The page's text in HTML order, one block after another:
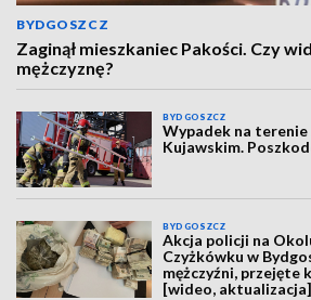
BYDGOSZCZ
Zaginął mieszkaniec Pakości. Czy
mężczyznę?
BYDGOSZCZ
Wypadek na terenie
Kujawskim.
BYDGOSZCZ
Akcja policji na
Czyżkówku w
mężczyźni,
[wideo, aktualizacja]